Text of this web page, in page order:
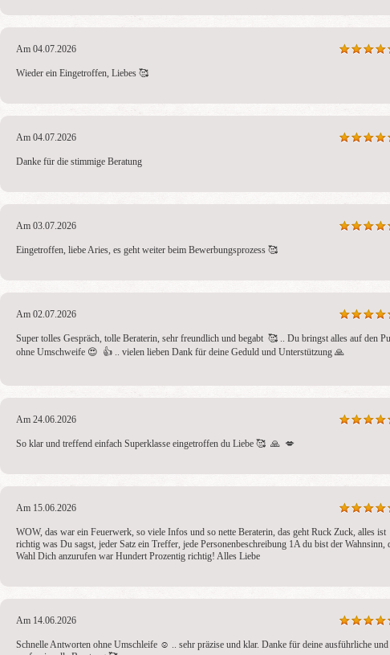
Am 04.07.2026
Wieder ein Eingetroffen, Liebes 🥰
Am 04.07.2026
Danke für die stimmige Beratung
Am 03.07.2026
Eingetroffen, liebe Aries, es geht weiter beim Bewerbungsprozess 🥰
Am 02.07.2026
Super tolles Gespräch, tolle Beraterin, sehr freundlich und begabt  🥰 .. Du bringst alles auf den
ohne Umschweife 😍  👍 .. vielen lieben Dank für deine Geduld und Unterstützung 🙏
Am 24.06.2026
So klar und treffend einfach Superklasse eingetroffen du Liebe 🥰  🙏  💋
Am 15.06.2026
WOW, das war ein Feuerwerk, so viele Infos und so nette Beraterin, das geht Ruck Zuck, alles ist
richtig was Du sagst, jeder Satz ein Treffer, jede Personenbeschreibung 1A du bist der Wahnsinn,
Wahl Dich anzurufen war Hundert Prozentig richtig! Alles Liebe
Am 14.06.2026
Schnelle Antworten ohne Umschleife ☺ ️.. sehr präzise und klar. Danke für deine ausführliche und